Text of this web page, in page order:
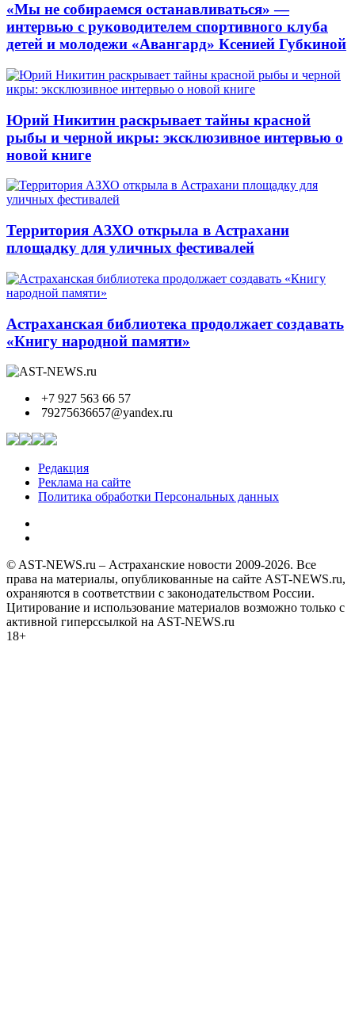
«Мы не собираемся останавливаться» —
интервью с руководителем спортивного клуба
детей и молодежи «Авангард» Ксенией Губкиной
Юрий Никитин раскрывает тайны красной
рыбы и черной икры: эксклюзивное интервью о
новой книге
Территория АЗХО открыла в Астрахани
площадку для уличных фестивалей
Астраханская библиотека продолжает создавать
«Книгу народной памяти»
+7 927 563 66 57
79275636657@yandex.ru
Редакция
Реклама на сайте
Политика обработки Персональных данных
© AST-NEWS.ru – Астраханские новости 2009-2026. Все
права на материалы, опубликованные на сайте AST-NEWS.ru,
охраняются в соответствии с законодательством России.
Цитирование и использование материалов возможно только с
активной гиперссылкой на AST-NEWS.ru
18+